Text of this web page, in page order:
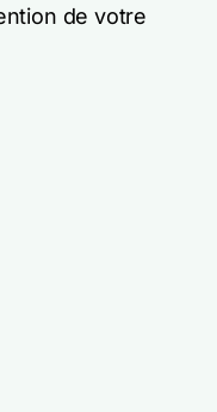
de votre